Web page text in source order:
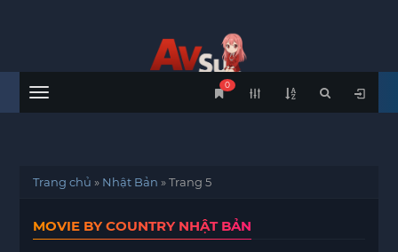
Menu
0
Trang chủ » Nhật Bản »Trang 5
MOVIE BY COUNTRY NHẬT BẢN